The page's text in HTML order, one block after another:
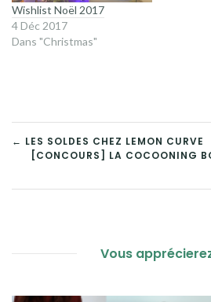
Wishlist Noël 2017
4 Déc 2017
Dans "Christmas"
NAVIGATION
DE
← LES SOLDES CHEZ LEMON CURVE
[CONCOURS] LA COCOONING
Vous